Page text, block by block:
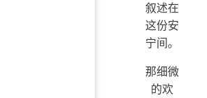
叙述在
这份安
宁间。
那细微
的欢